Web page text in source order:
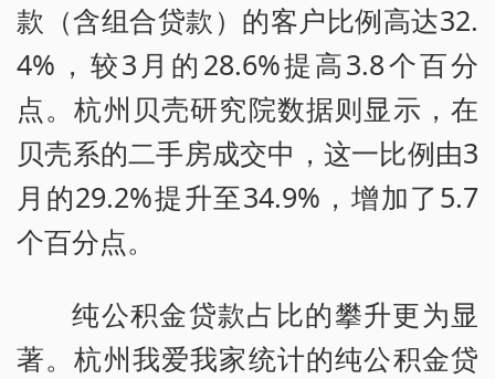
款（含组合贷款）的客户比例高达32.
4%，较3月的28.6%提高3.8个百分
点。杭州贝壳研究院数据则显示，在
贝壳系的二手房成交中，这一比例由3
月的29.2%提升至34.9%，增加了5.7
个百分点。
纯公积金贷款占比的攀升更为显
著。杭州我爱我家统计的纯公积金贷